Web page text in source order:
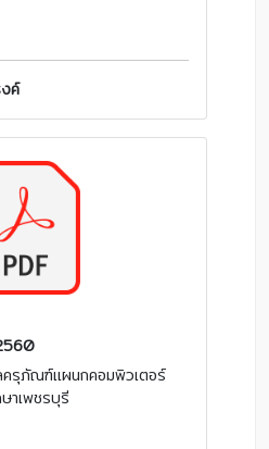
ค์
รุภัณฑ์แผนกคอมพิวเตอร์
าเพชรบุรี